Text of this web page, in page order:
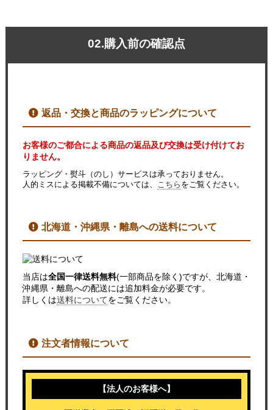
02.購入前の確認点
返品・交換と商品のラッピングについて
お客様のご都合による商品の返品及び交換は受け付けてお
りません。
ラッピング・熨斗（のし）サービスは承っておりません。
人的ミスによる掲載不備については、
こちら をご覧ください。
北海道・沖縄県・離島への送料について
当店は全国一律送料無料(一部商品を除く)ですが、北海道・
沖縄県・離島への配送には追加料金が必要です。
詳しくは送料についてをご覧ください。
注文者情報について
【法人のお客様へ】